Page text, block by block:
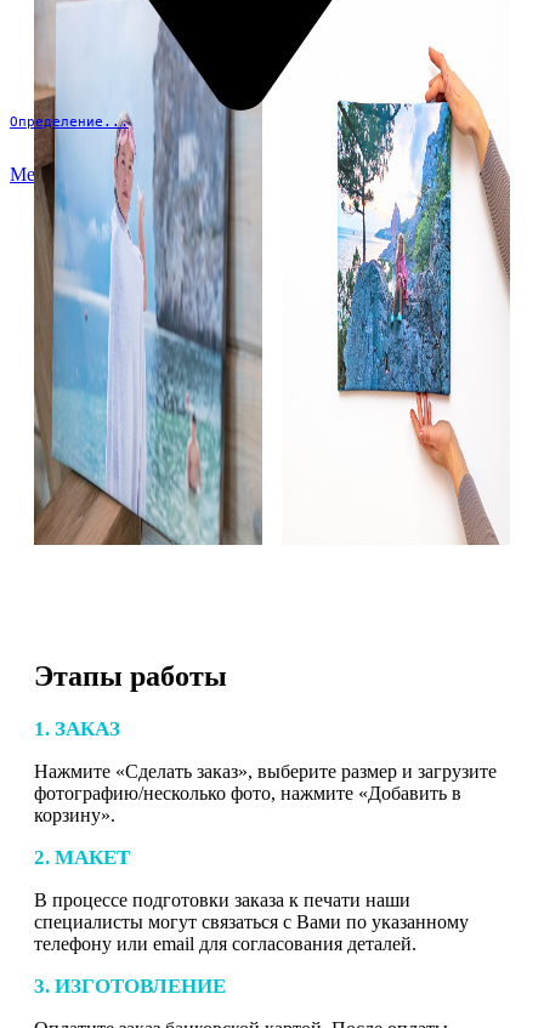
Определение...
Меню
Этапы работы
1. ЗАКАЗ
Нажмите «Сделать заказ», выберите размер и загрузите
фотографию/несколько фото, нажмите «Добавить в
корзину».
2. МАКЕТ
В процессе подготовки заказа к печати наши
специалисты могут связаться с Вами по указанному
телефону или email для согласования деталей.
3. ИЗГОТОВЛЕНИЕ